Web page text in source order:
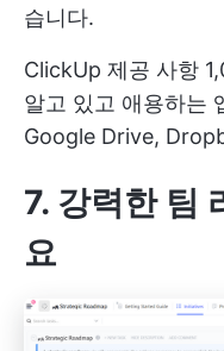
습니다.
ClickUp 제공 사항
알고 있고 애용하는
Google Drive,
7. 강력한 팀
요